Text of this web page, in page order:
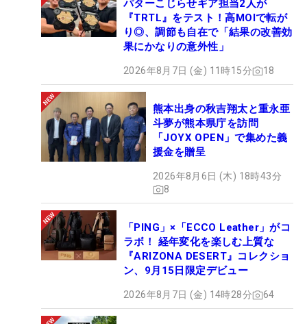
パターこじらせギア担当2人が
『TRTL』をテスト！高MOIで転が
り◎、調節も自在で「結果の改善効
果にかなりの意外性」
2026年8月7日 (金) 11時15分 18
熊本出身の秋吉翔太と重永亜
斗夢が熊本県庁を訪問
「JOYX OPEN」で集めた義
援金を贈呈
2026年8月6日 (木) 18時43分
8
「PING」×「ECCO Leather」がコ
ラボ！ 経年変化を楽しむ上質な
『ARIZONA DESERT』コレクショ
ン、9月15日限定デビュー
2026年8月7日 (金) 14時28分 64